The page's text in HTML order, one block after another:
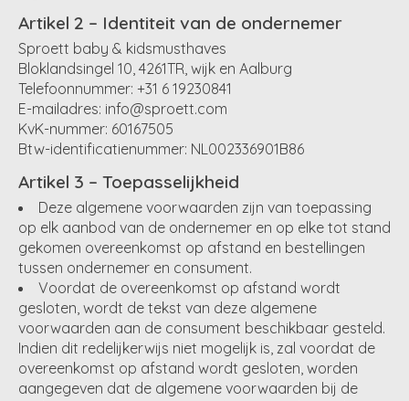
Artikel 2 – Identiteit van de ondernemer
Sproett baby & kidsmusthaves
Bloklandsingel 10, 4261TR, wijk en Aalburg
Telefoonnummer: ‪+31 6 19230841‬
E-mailadres: info@sproett.com
KvK-nummer: 60167505
Btw-identificatienummer: NL002336901B86
Artikel 3 – Toepasselijkheid
Deze algemene voorwaarden zijn van toepassing
op elk aanbod van de ondernemer en op elke tot stand
gekomen overeenkomst op afstand en bestellingen
tussen ondernemer en consument.
Voordat de overeenkomst op afstand wordt
gesloten, wordt de tekst van deze algemene
voorwaarden aan de consument beschikbaar gesteld.
Indien dit redelijkerwijs niet mogelijk is, zal voordat de
overeenkomst op afstand wordt gesloten, worden
aangegeven dat de algemene voorwaarden bij de